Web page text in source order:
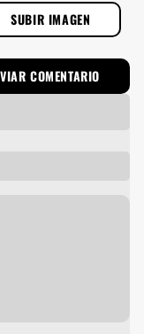
SUBIR IMAGEN